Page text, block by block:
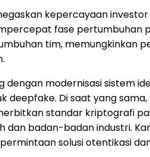
kepercayaan
fase pertumbuhan
tim, memungkinkan
dengan modernisasi sistem
deepfake. Di saat yang
standar kriptografi
dan badan-badan industri.
solusi otentikasi